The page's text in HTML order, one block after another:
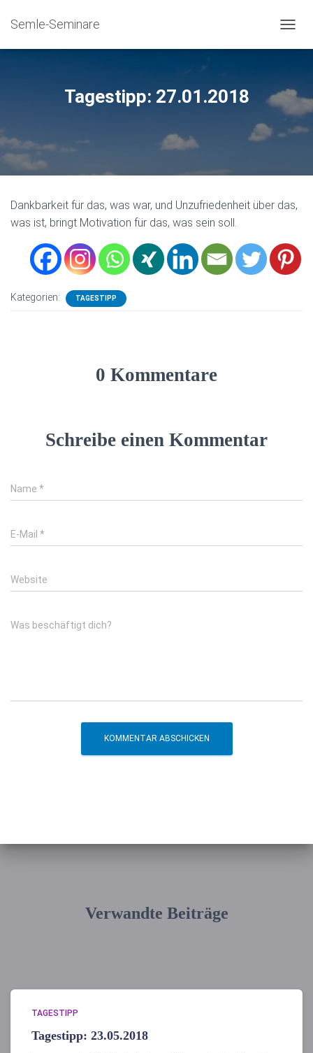
Semle-Seminare
Tagestipp: 27.01.2018
Dankbarkeit für das, was war, und Unzufriedenheit über das,
was ist, bringt Motivation für das, was sein soll.
Kategorien: TAGESTIPP
0 Kommentare
Schreibe einen Kommentar
Name *
E-Mail *
Website
Was beschäftigt dich?
Verwandte Beiträge
TAGESTIPP
Tagestipp: 23.05.2018